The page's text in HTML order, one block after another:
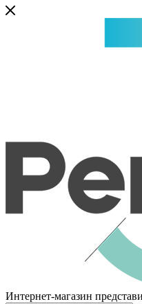
Интернет-магазин